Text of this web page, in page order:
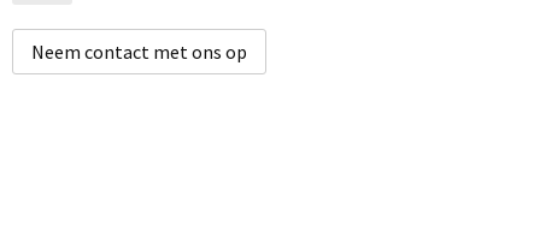
Neem contact met ons op